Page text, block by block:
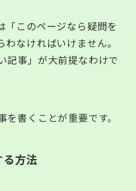
「このページなら疑問を
なければいけません。
記事」が大前提なわけで
書くことが重要です。
方法